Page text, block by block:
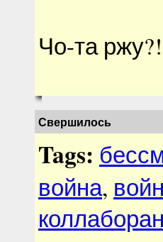
Чо-та ржу?!
Свершилось
Tags:
война,